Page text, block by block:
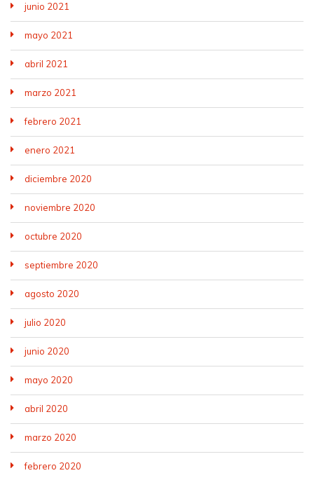
junio 2021
mayo 2021
abril 2021
marzo 2021
febrero 2021
enero 2021
diciembre 2020
noviembre 2020
octubre 2020
septiembre 2020
agosto 2020
julio 2020
junio 2020
mayo 2020
abril 2020
marzo 2020
febrero 2020